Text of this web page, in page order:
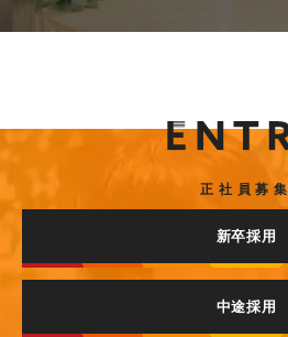
正社員募集
新卒採用
採用情報（インストラクター職）
中途採用